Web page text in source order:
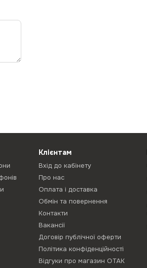
Клієнтам
Вхід до кабінету
Про нас
Оплата і доставка
Обмін та повернення
Контакти
Вакансії
Договір публічної оферти
Політика конфіденційності
Відгуки про магазин ОТАК